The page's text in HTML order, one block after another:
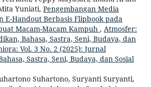
Yuniati, Pengembangan Media
E-Handout Berbasis Flipbook pada
Macam-Macam Kampuh , Atmosfer:
Bahasa, Sastra, Seni, Budaya, dan
Vol. 3 No. 2 (2025): Jurnal
Sastra, Seni, Budaya, dan Sosial
Suhartono, Suryanti Suryanti,